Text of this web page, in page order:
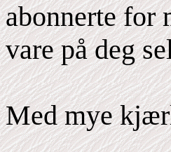
abonnerte for
vare på deg
Med mye